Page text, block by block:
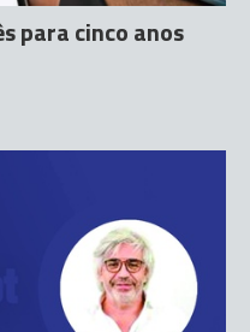
para cinco anos